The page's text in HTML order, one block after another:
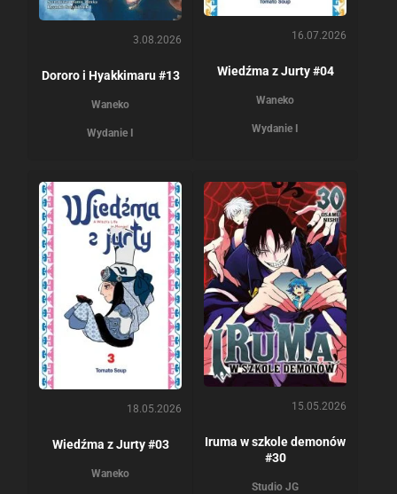
3.08.2026
Dororo i Hyakkimaru #13
Waneko
Wydanie I
16.07.2026
Wiedźma z Jurty #04
Waneko
Wydanie I
18.05.2026
Wiedźma z Jurty #03
Waneko
15.05.2026
Iruma w szkole demonów
#30
Studio JG